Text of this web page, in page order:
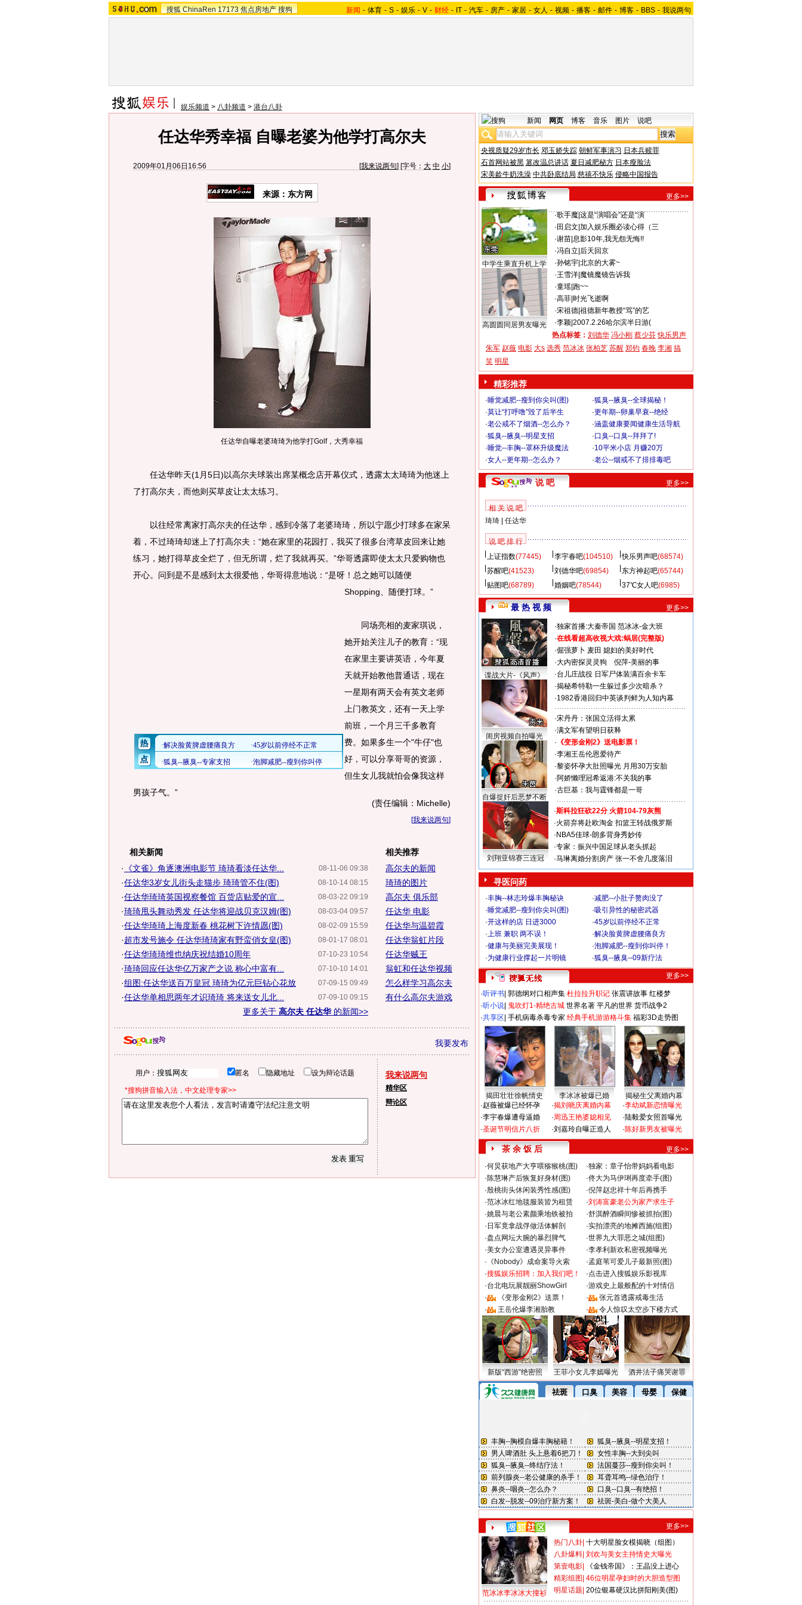
搜狐 ChinaRen 17173 焦点房地产 搜狗 新闻 - 体育 - S - 娱乐 - V - 财经 - IT - 汽车 - 房产 - 家居 - 女人 - 视频 - 播客 - 邮件 - 博客 - BBS - 我说两句
娱乐频道 > 八卦频道 > 港台八卦
任达华秀幸福 自曝老婆为他学打高尔夫
2009年01月06日16:56 [我来说两句] [字号： 大 中 小]
来源：东方网
任达华自曝老婆琦琦为他学打Golf，大秀幸福
任达华昨天(1月5日)以高尔夫球装出席某概念店开幕仪式，透露太太琦琦为他迷上
了打高尔夫，而他则买草皮让太太练习。
以往经常离家打高尔夫的任达华，感到冷落了老婆琦琦，所以宁愿少打球多在家呆
着，不过琦琦却迷上了打高尔夫：“她在家里的花园打，我买了很多台湾草皮回来让她
练习，她打得草皮全烂了，但无所谓，烂了我就再买。”华哥透露即使太太只爱购物也
开心。问到是不是感到太太很爱他，华哥得意地说：“是呀！总之她可以随便
Shopping、随便打球。 ”
同场亮相的麦家琪说，
她开始关注儿子的教育：“现
在家里主要讲英语，今年夏
天就开始教他普通话，现在
一星期有两天会有英文老师
上门教英文，还有一天上学
前班，一个月三千多教育
费。如果多生一个"牛仔"也
好，可以分享哥哥的资源，
但生女儿我就怕会像我这样
男孩子气。”
(责任编辑：Michelle)
[我来说两句]
相关新闻
08-11-06 09:38
· 《文雀》角逐澳洲电影节 琦琦看淡任达华...
08-10-14 08:15
·任达华3岁女儿街头走猫步 琦琦管不住(图)
08-03-22 09:19
·任达华琦琦英国视察餐馆 百货店贴爱的宣...
08-03-04 09:57
·琦琦甩头舞动秀发 任达华将迎战贝克汉姆(图)
08-02-09 15:59
·任达华琦琦上海度新春 桃花树下许情愿(图)
08-01-17 08:01
·超市发号施令 任达华琦琦家有野蛮俏女皇(图)
07-10-23 10:54
·任达华琦琦维也纳庆祝结婚10周年
07-10-10 14:01
·琦琦回应任达华亿万家产之说 称心中富有...
07-09-15 09:49
·组图:任达华送百万皇冠 琦琦为亿元巨钻心花放
07-09-10 09:15
·任达华单相思两年才识琦琦 将来送女儿北...
更多关于 高尔夫 任达华的新闻>>
相关推荐
高尔夫的新闻
琦琦的图片
高尔夫 俱乐部
任达华 电影
任达华与温碧霞
任达华翁虹片段
任达华贼王
翁虹和任达华视频
怎么样学习高尔夫
有什么高尔夫游戏
我要发布
用户： 匿名 隐藏地址 设为辩论话题
*搜狗拼音输入法，中文处理专家>>
我来说两句
精华区
辩论区
新闻 网页 博客 音乐 图片 说吧
央视质疑29岁市长 邓玉娇失踪 朝鲜军事演习 日本兵赎罪
石首网站被黑 篡改温总讲话 夏日减肥秘方 日本瘦脸法
宋美龄牛奶洗澡 中共卧底结局 慈禧不快乐 侵略中国报告
更多>>
中学生乘直升机上学
高圆圆同居男友曝光
·歌手魔| 这是“演唱会”还是“演
· 田启文 加入娱乐圈必读心得（三
·谢苗| 息影10年,我无怨无悔!!
·冯自立 后天回京
·孙铭宇| 北京的大雾~
·王雪洋| 魔镜魔镜告诉我
·童瑶| 跑~~
·高菲| 时光飞逝啊
·宋祖德| 祖德新年教授“骂”的艺
·李颖| 2007.2.26哈尔滨半日游(
热点标签： 刘德华 冯小刚 蔡少芬 快乐男声
朱军 赵薇 电影 大s 选秀 范冰冰 张柏芝 苏醒 郑钧 春晚 李湘 搞
笑 明星
精彩推荐
·睡觉减肥--瘦到你尖叫(图) ·狐臭--腋臭--全球揭秘！
·莫让“打呼噜”毁了后半生 ·更年期--卵巢早衰--绝经
·老公戒不了烟酒--怎么办？ ·涵盖健康要闻健康生活导航
·狐臭--腋臭--明星支招 ·口臭--口臭--拜拜了!
·睡觉--丰胸--罩杯升级魔法 ·10平米小店 月赚20万
·女人--更年期--怎么办？ ·老公--烟戒不了排排毒吧
说 吧 更多>>
相 关 说 吧
琦琦| 任达华
说 吧 排 行
上证指数(77445) 李宇春吧(104510) 快乐男声吧(68574)
苏醒吧(41523) 刘德华吧(69854) 东方神起吧(65744)
贴图吧(68789) 婚姻吧(78544) 37℃女人吧(6985)
最 热 视 频 更多>>
谍战大片-《风声》
闺房视频自拍曝光
自爆捉奸后恶梦不断
·独家首播:大秦帝国 范冰冰-金大班
·在线看超高收视大戏:蜗居(完整版)
·倔强萝卜 麦田 媳妇的美好时代
·大内密探灵灵狗
倪萍-美丽的事
·台儿庄战役 日军尸体装满百余卡车
·揭秘希特勒一生躲过多少次暗杀？
·1982香港回归中英谈判鲜为人知内幕
·宋丹丹：张国立活得太累
·满文军有望明日获释
· 《变形金刚2》送电影票！
·李湘王岳伦恩爱待产
·黎姿怀孕大肚照曝光 月用30万安胎
·阿娇懒理冠希返港:不关我的事
·古巨基：我与霆锋都是一哥
刘翔亚锦赛三连冠
·斯科拉狂砍22分 火箭104-79灰熊
·火箭弃将赴欧淘金 扣篮王转战俄罗斯
· NBA5佳球-朗多背身秀妙传
·专家：振兴中国足球从老头抓起
·马琳离婚分割房产 张一不舍几度落泪
寻医问药
·丰胸--林志玲爆丰胸秘诀 ·减肥--小肚子赘肉没了
·睡觉减肥--瘦到你尖叫(图) ·吸引异性的秘密武器
·开这样的店 日进3000 ·45岁以前停经不正常
·上班 兼职 两不误！ ·解决脸黄脾虚腰痛良方
·健康与美丽完美展现！ ·泡脚减肥--瘦到你叫停！
·为健康行业撑起一片明镜 ·狐臭--腋臭--09新疗法
更多>>
·听评书 郭德纲对口相声集 杜拉拉升职记 张震讲故事 红楼梦
·听小说 鬼吹灯1-精绝古城 世界名著 平凡的世界 货币战争2
·共享区 手机病毒杀毒专家 经典手机游游格斗集 福彩3D走势图
揭田壮壮徐帆情史 李冰冰被爆已婚
揭秘生父离婚内幕
·赵薇被爆已经怀孕
·李宇春爆遭母逼婚
·圣诞节明信片八折
·揭刘晓庆离婚内幕
·周迅王艳婆媳相见
·刘嘉玲自曝正造人
·李幼斌新恋情曝光
·陆毅爱女照首曝光
·陈好新男友被曝光
茶 余 饭 后
更多>>
·何炅获地产大亨喂猕猴桃(图) ·独家：章子怡带妈妈看电影
·陈慧琳产后恢复好身材(图) ·佟大为马伊琍再度牵手(图)
·殷桃街头休闲装秀性感(图) ·倪萍赵忠祥十年后再携手
·范冰冰红地毯服装皆为租赁 ·刘涛富豪老公为家产求生子
·姚晨与老公素颜乘地铁被拍 ·舒淇醉酒瞬间惨被抓拍(图)
· 日军竟拿战俘做活体解剖 ·实拍漂亮的地摊西施(组图)
·盘点网坛大腕的暴烈脾气 ·世界九大罪恶之城(组图)
·美女办公室遭遇灵异事件 ·李孝利新欢私密视频曝光
· 《Nobody》成命案导火索 ·孟庭苇可爱儿子最新照(图)
·搜狐娱乐招聘：加入我们吧！ ·点击进入搜狐娱乐影视库
·台北电玩展靓丽ShowGirl ·游戏史上最般配的十对情侣
·
《变形金刚2》送票！ ·
张元首透露戒毒生活
·
王岳伦爆李湘胎教 · 令人惊叹太空步下楼方式
新版“西游”绝密照 王菲小女儿李嫣曝光 酒井法子痛哭谢罪
更多>>
范冰冰李冰冰大撞衫
热门八卦 十大明星脸女模揭晓（组图）
八卦爆料 刘欢与美女主持情史大曝光
第壹电影
《金钱帝国》：王晶没上进心
精彩组图 46位明星孕妇时的大胆造型图
明星话题 20位银幕硬汉比拼阳刚美(图)